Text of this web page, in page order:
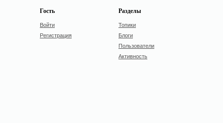
Гость
Войти
Регистрация
Разделы
Топики
Блоги
Пользователи
Активность